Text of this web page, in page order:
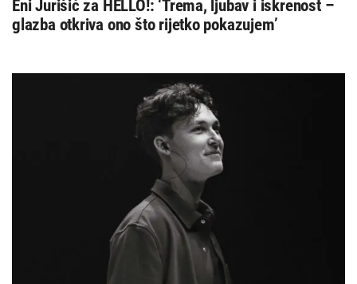
Eni Jurišić za HELLO!: ‘Trema, ljubav i iskrenost –
glazba otkriva ono što rijetko pokazujem’